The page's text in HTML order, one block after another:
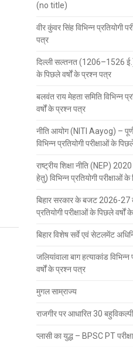
(no title)
वीर कुंवर सिंह विभिन्न प्रतियोगी
पत्र
दिल्ली सल्तनत (1206–1526 ई.)
के पिछले वर्षों के प्रश्न पत्र
बलवंत राय मेहता समिति विभिन्न
वर्षों के प्रश्न पत्र
नीति आयोग (NITI Aayog) –
विभिन्न प्रतियोगी परीक्षाओं के
राष्ट्रीय शिक्षा नीति (NEP)
हेतु) विभिन्न प्रतियोगी परीक्षाओं
बिहार सरकार के बजट 2026-27
प्रतियोगी परीक्षाओं के पिछले वर्षों
बिहार विशेष सर्वे एवं सेटलमेंट
जलियांवाला बाग हत्याकांड
वर्षों के प्रश्न पत्र
मुगल साम्राज्य
राजगीर पर आधारित 30
प्लासी का युद्ध – BPSC PT